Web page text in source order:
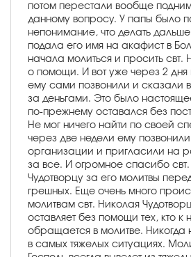
потом перестали вообще
данному вопросу. У папы было
непонимание, что делать
подала его имя на акафист в
начала молиться и просить свт.
о помощи. И вот уже через 2 дня
ему сами позвонили и сказали в
за деньгами. Это было
по-прежнему оставался без
Не мог ничего найти по своей
через две недели ему
организации и пригласили на
за все. И огромное спасибо
Чудотворцу за его молитвы
грешных. Еще очень много
молитвам свт. Николая
оставляет без помощи тех, кто к
обращается в молитве. Никогда
в самых тяжелых ситуациях.